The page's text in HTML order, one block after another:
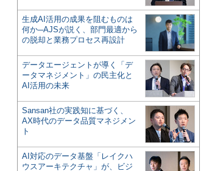
生成AI活用の成果を阻むものは
何か─AJSが説く、部門最適から
の脱却と業務プロセス再設計
データエージェントが導く「デ
ータマネジメント」の民主化と
AI活用の未来
Sansan社の実践知に基づく、
AX時代のデータ品質マネジメン
ト
AI対応のデータ基盤「レイクハ
ウスアーキテクチャ」が、ビジ